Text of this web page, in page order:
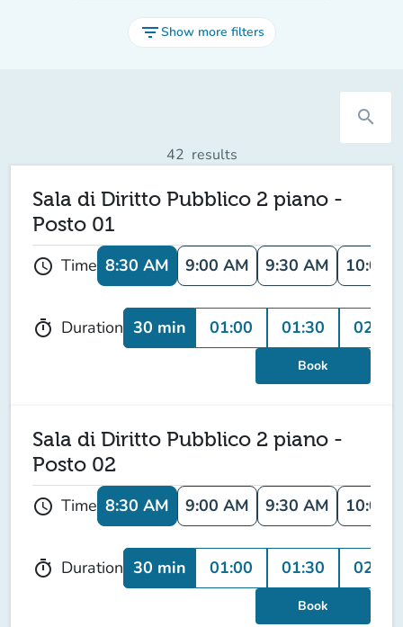
filter_listShow more filters
search
42 results
Sala di Diritto Pubblico 2 piano -
Posto 01
schedule Time 8:30 AM 9:00 AM 9:30 AM 10:00
timer Duration 30 min 01:00 01:30 02:00
Book
Sala di Diritto Pubblico 2 piano -
Posto 02
schedule Time 8:30 AM 9:00 AM 9:30 AM 10:00
timer Duration 30 min 01:00 01:30 02:00
Book